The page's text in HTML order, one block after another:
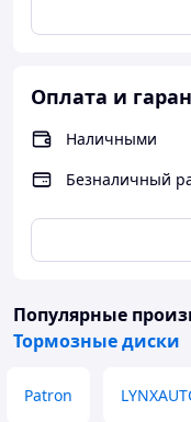
Оплата и
Наличными
Безналичный
Популярные
Тормозные диски
Patron